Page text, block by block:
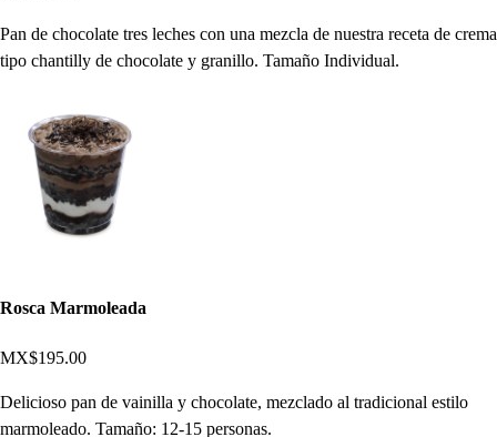
Pan de chocolate tres leches con una mezcla de nuestra receta de crema
tipo chantilly de chocolate y granillo. Tamaño Individual.
Rosca Marmoleada
MX$195.00
Delicioso pan de vainilla y chocolate, mezclado al tradicional estilo
marmoleado. Tamaño: 12-15 personas.